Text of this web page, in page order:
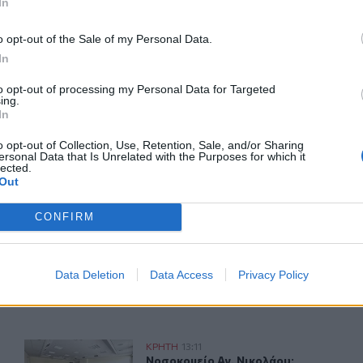
opt-out of the Sale of my Personal Data.
opt-out of processing my Personal Data for Targeted
opt-out of Collection, Use, Retention, Sale, and/or Sharing
Data that Is Unrelated with the Purposes for which it
CONFIRM
Data Deletion Data Access Privacy Policy
του CRETALIVE
ΕΊΔΗΣΗ
για φωτιά στα Νέα Ρούματα
της πυροσβεστικής για φωτιά στα Νέα Ρούματα
ΒΟΑΚ: Κλείνει την Τρίτη στον Ξηροπόταμο – Πώς θα
ΒΟΑΚ: Κλείνει την Τρίτη στον
Ξηροπόταμο – Πώς θα γίνεται η
της Κρήτης μετά τις δύσκολες πυρκαγιές
Νοσοκομείο Αγ. Νικολάου: Ενημερωτική συνάντηση για
ΚΡΗΤΗ 13:11
Νοσοκομείο Αγ. Νικολάου: